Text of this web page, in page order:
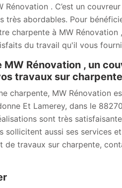
. C’est un
très abordables. Pour
charpente à MW
du travail qu'il vous
Rénovation , un
travaux sur charpente
charpente, MW Rénovation
Et Lamerey, dans le
sont très
sollicitent aussi ses services
de travaux sur charpente,